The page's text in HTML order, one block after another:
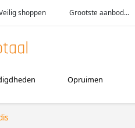
shoppen Grootste aanbod...
Opruimen